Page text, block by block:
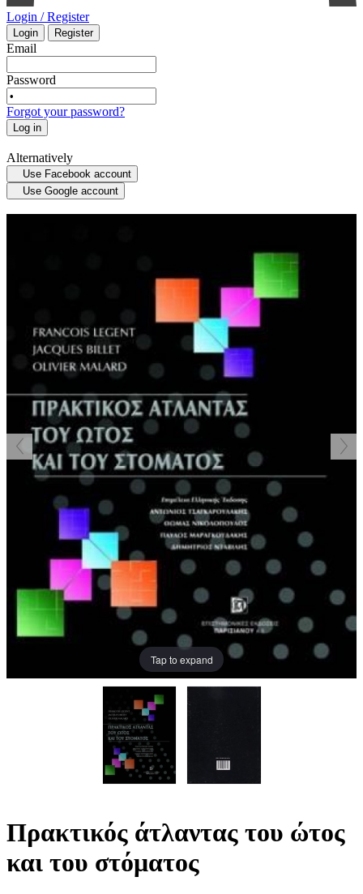
INTENSIVE CARE - EMERGENCY MEDICINE
MYCOLOGY
STATISTICS
MEDICAL MAPS
Login / Register
Login Register
Email
Password
Forgot your password?
Log in
Alternatively
Use Facebook account
Use Google account
Tap to expand
Πρακτικός άτλαντας του ώτος
και του στόματος